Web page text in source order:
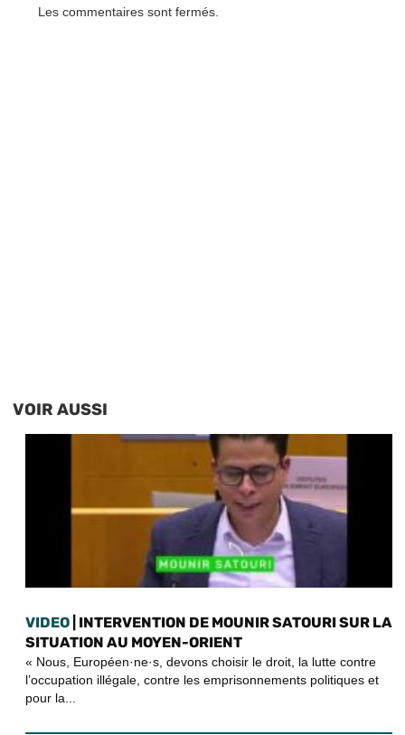
Les commentaires sont fermés.
VOIR AUSSI
VIDEO | INTERVENTION DE MOUNIR SATOURI SUR LA
SITUATION AU MOYEN-ORIENT
« Nous, Européen·ne·s, devons choisir le droit, la lutte contre
l’occupation illégale, contre les emprisonnements politiques et
pour la...